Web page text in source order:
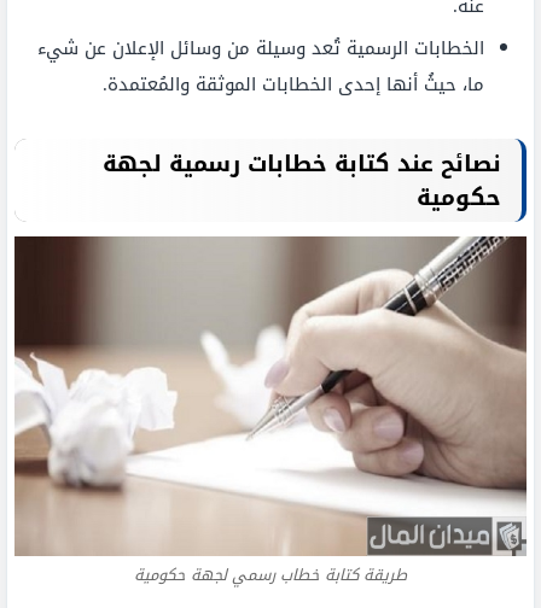
الخطابات الرسمية تُعد وسيلة من وسائل الإعلان عن شيء
ما، حيثُ أنها إحدى الخطابات الموثقة والمُعتمدة.
نصائح عند كتابة خطابات رسمية لجهة
حكومية
طريقة كتابة خطاب رسمي لجهة حكومية